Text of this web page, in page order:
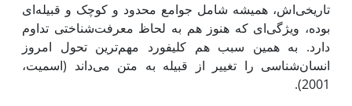
تاریخی‌اش، همیشه شامل جوامع محدود و کوچک و قبیله‌ای
بوده، ویژگی‌ای که هنوز هم به لحاظ معرفت‌شناختی تداوم
دارد. به همین سبب هم کلیفورد مهم‌ترین تحول امروز
انسان‌شناسی را تغییر از قبیله به متن می‌داند (اسمیت،
2001).